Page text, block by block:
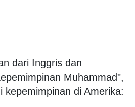
dari Inggris dan
Muhammad",
kepemimpinan di Amerika: